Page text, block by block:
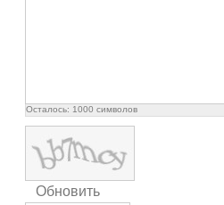
Осталось: 1000 символов
Обновить